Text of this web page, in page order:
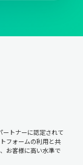
ートナーに認定されて
フォームの利用と共
お客様に高い水準で